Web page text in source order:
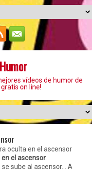
vídeos de humor de
on line!
oculta en el ascensor
el ascensor
sube al ascensor... A